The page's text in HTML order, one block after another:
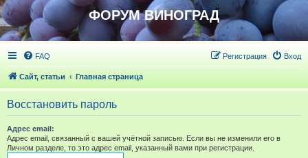
ФОРУМ ВИНОГРАД
FAQ Вход
Регистрация
Сайт, статьи Главная страница
Восстановить пароль
Адрес email:
Адрес email, связанный с вашей учётной записью. Если вы не изменили его в
Личном разделе, то это адрес email, указанный вами при регистрации.